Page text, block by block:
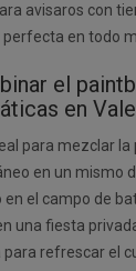
avisaros con
en todo
el
en
para mezclar
en un mismo
el campo de
una fiesta
refrescar el